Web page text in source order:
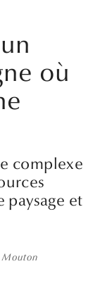
où
complexe
paysage et
Mouton